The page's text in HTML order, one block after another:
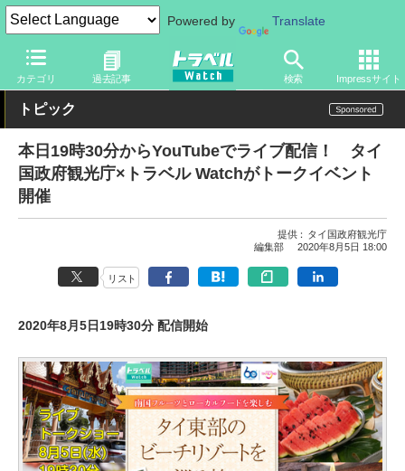
Powered by Translate
カテゴリ 過去記事 検索 Impressサイト
トラベル Watch 地域 海外旅行 タイ
トピック
本日19時30分からYouTubeでライブ配信！ タイ
国政府観光庁×トラベル Watchがトークイベント
開催
提供： タイ国政府観光庁
編集部
2020年8月5日 18:00
リスト
2020年8月5日19時30分 配信開始